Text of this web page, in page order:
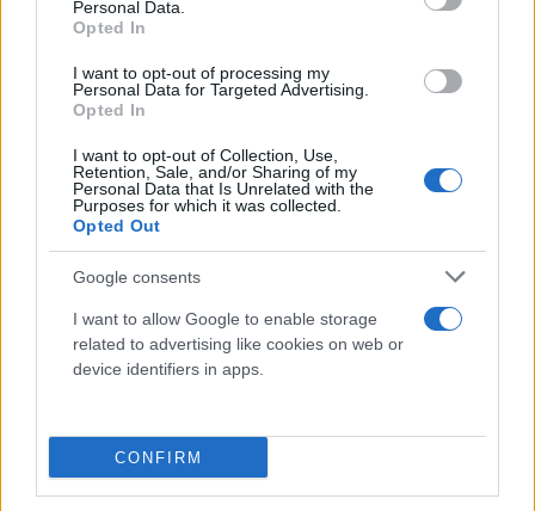
Personal Data.
Opted In
I want to opt-out of processing my
Personal Data for Targeted Advertising.
Opted In
I want to opt-out of Collection, Use,
Retention, Sale, and/or Sharing of my
Personal Data that Is Unrelated with the
Purposes for which it was collected.
Opted Out
Google consents
I want to allow Google to enable storage
related to advertising like cookies on web or
device identifiers in apps.
CONFIRM
Η Λίλα Μπακλέση έγινε μητέρα – Το ξεχωριστό
μήνυμα του συντρόφου της στον γιο τους
08.08.2026